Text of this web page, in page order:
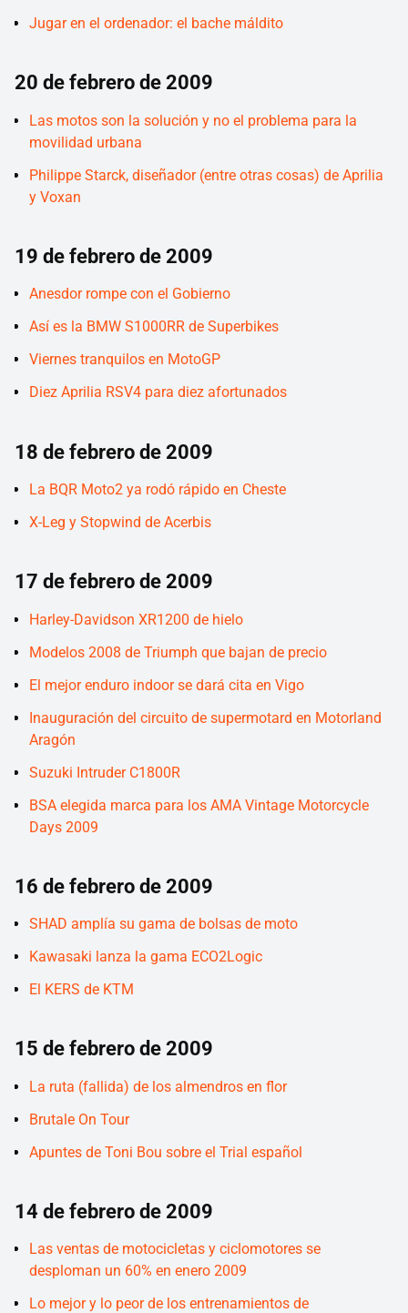
Jugar en el ordenador: el bache máldito
20 de febrero de 2009
Las motos son la solución y no el problema para la
movilidad urbana
Philippe Starck, diseñador (entre otras cosas) de Aprilia
y Voxan
19 de febrero de 2009
Anesdor rompe con el Gobierno
Así es la BMW S1000RR de Superbikes
Viernes tranquilos en MotoGP
Diez Aprilia RSV4 para diez afortunados
18 de febrero de 2009
La BQR Moto2 ya rodó rápido en Cheste
X-Leg y Stopwind de Acerbis
17 de febrero de 2009
Harley-Davidson XR1200 de hielo
Modelos 2008 de Triumph que bajan de precio
El mejor enduro indoor se dará cita en Vigo
Inauguración del circuito de supermotard en Motorland
Aragón
Suzuki Intruder C1800R
BSA elegida marca para los AMA Vintage Motorcycle
Days 2009
16 de febrero de 2009
SHAD amplía su gama de bolsas de moto
Kawasaki lanza la gama ECO2Logic
El KERS de KTM
15 de febrero de 2009
La ruta (fallida) de los almendros en flor
Brutale On Tour
Apuntes de Toni Bou sobre el Trial español
14 de febrero de 2009
Las ventas de motocicletas y ciclomotores se
desploman un 60% en enero 2009
Lo mejor y lo peor de los entrenamientos de